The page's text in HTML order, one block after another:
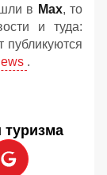
в Мах, то
и туда:
публикуются
.
туризма